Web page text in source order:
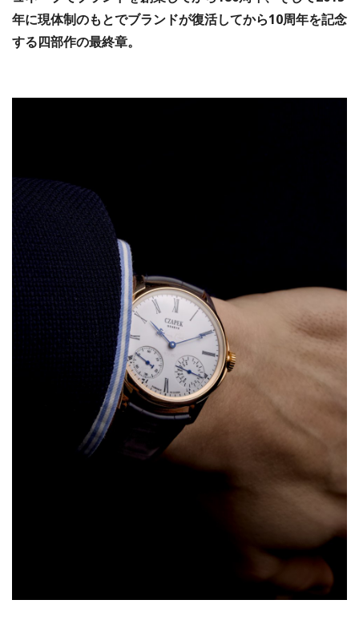
年に現体制のもとでブランドが復活してから10周年を記念
する四部作の最終章。